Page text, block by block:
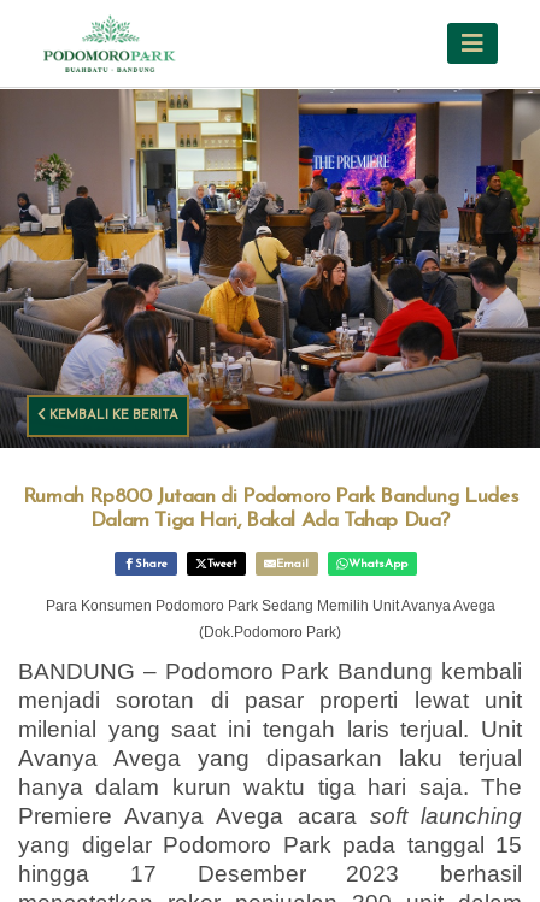
KEMBALI KE BERITA
Rumah Rp800 Jutaan di Podomoro Park Bandung Ludes
Dalam Tiga Hari, Bakal Ada Tahap Dua?
Share Tweet Email WhatsApp
Para Konsumen Podomoro Park Sedang Memilih Unit Avanya Avega
(Dok.Podomoro Park)
BANDUNG – Podomoro Park Bandung kembali
menjadi sorotan di pasar properti lewat unit
milenial yang saat ini tengah laris terjual. Unit
Avanya Avega yang dipasarkan laku terjual
hanya dalam kurun waktu tiga hari saja. The
Premiere Avanya Avega acara soft launching
yang digelar Podomoro Park pada tanggal 15
hingga 17 Desember 2023 berhasil